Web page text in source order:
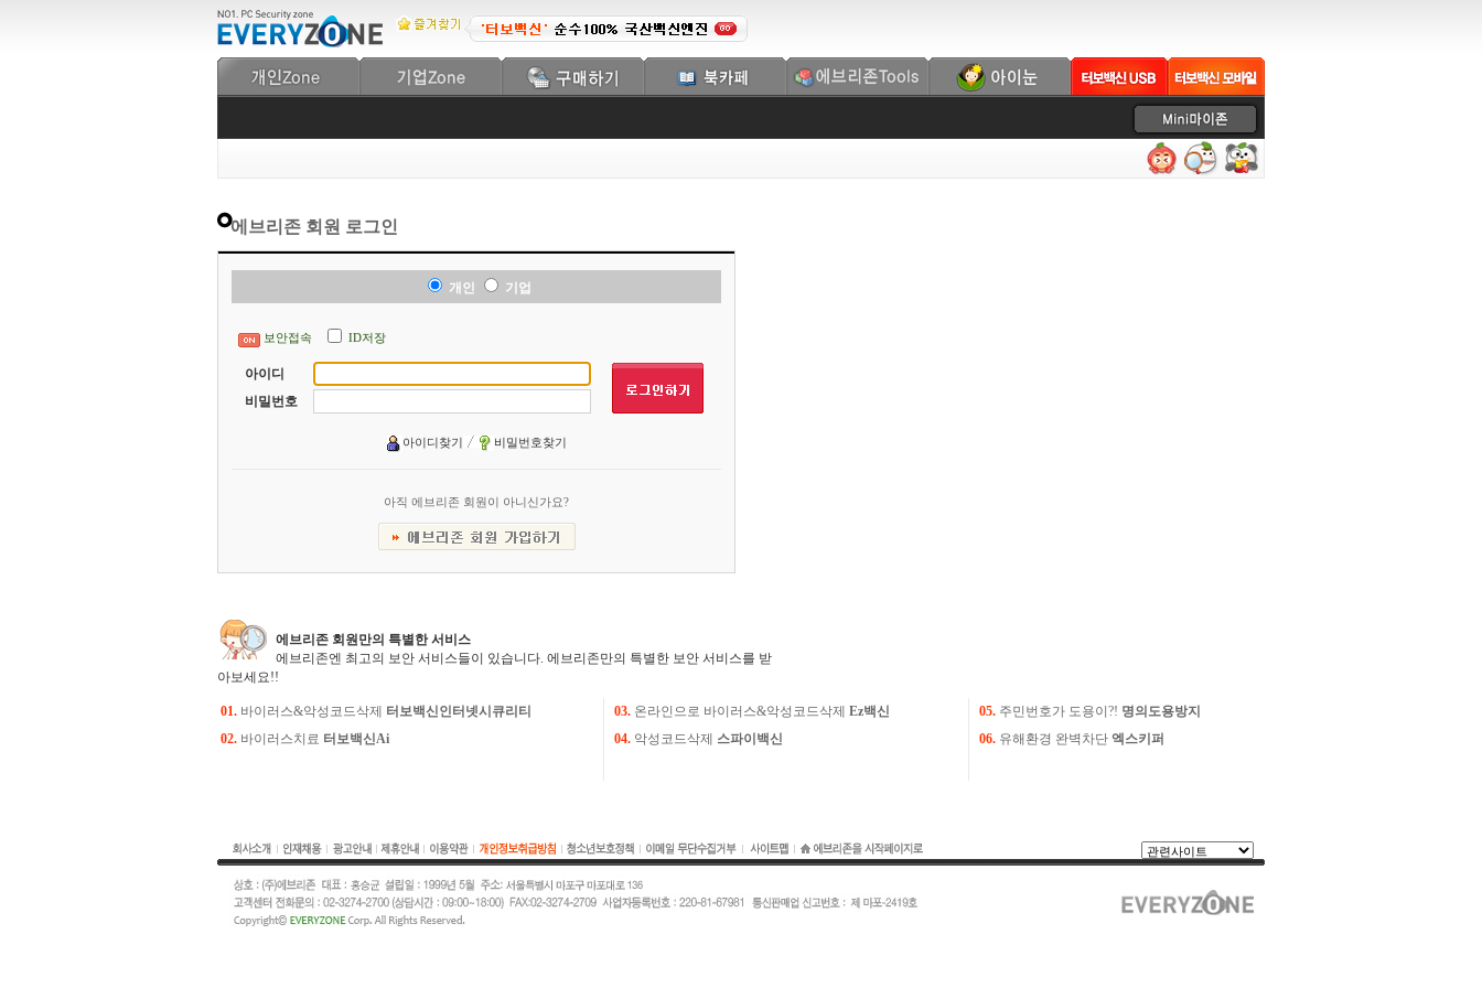
에브리존 회원 로그인
개인 기업
보안접속 ID저장
아이디
비밀번호
아이디찾기 비밀번호찾기
아직 에브리존 회원이 아니신가요?
에브리존 회원만의 특별한 서비스
에브리존엔 최고의 보안 서비스들이 있습니다. 에브리존만의 특별한 보안 서비스를 받
아보세요!!
01. 바이러스&악성코드삭제 터보백신인터넷시큐리티 03. 온라인으로 바이러스&악성코드삭제 Ez백신 05. 주민번호가 도용이?! 명의도용방지
02. 바이러스치료 터보백신Ai 04. 악성코드삭제 스파이백신 06. 유해환경 완벽차단 엑스키퍼